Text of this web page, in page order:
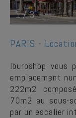
1/3
PARIS -
Iburoshop vous
emplacement
222m2
70m2 au sous-
par un escalier